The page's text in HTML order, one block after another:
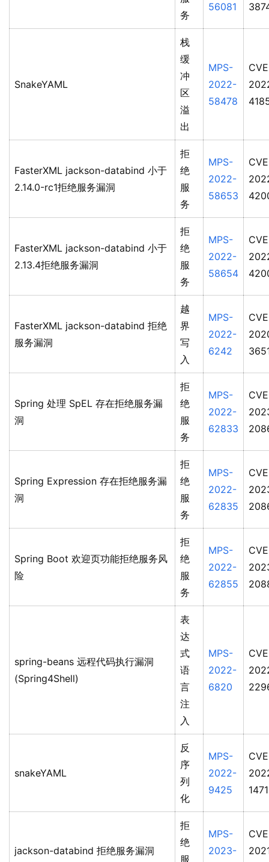
务
56081
SnakeYAML
栈
缓
冲
区
溢
出
MPS-
2022-
58478
FasterXML jackson-databind 小于
2.14.0-rc1拒绝服务漏洞
拒
绝
服
务
MPS-
2022-
58653
FasterXML jackson-databind 小于
2.13.4拒绝服务漏洞
拒
绝
服
务
MPS-
2022-
58654
FasterXML jackson-databind 拒绝
服务漏洞
越
界
写
入
MPS-
2022-
6242
Spring 处理 SpEL 存在拒绝服务漏
洞
拒
绝
服
务
MPS-
2022-
62833
Spring Expression 存在拒绝服务漏
洞
拒
绝
服
务
MPS-
2022-
62835
Spring Boot 欢迎页功能拒绝服务风
险
拒
绝
服
务
MPS-
2022-
62855
spring-beans 远程代码执行漏洞
(Spring4Shell)
表
达
式
语
言
注
入
MPS-
2022-
6820
snakeYAML
反
序
列
化
MPS-
2022-
9425
1471
jackson-databind 拒绝服务漏洞
拒
绝
服
MPS-
2023-